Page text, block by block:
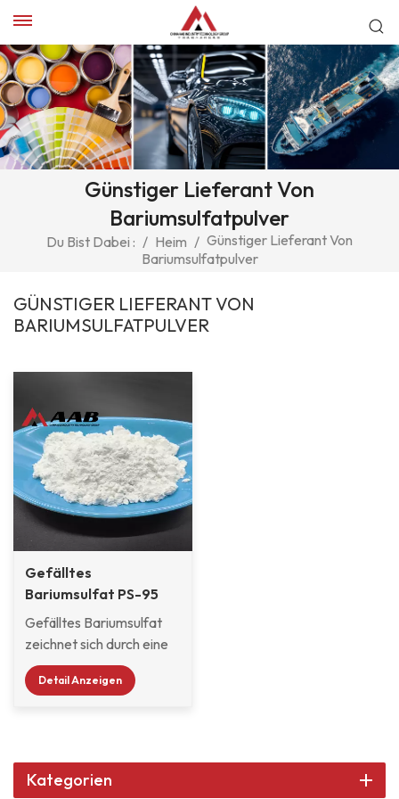
Günstiger Lieferant Von
Bariumsulfatpulver
Du Bist Dabei : / Heim / Günstiger Lieferant Von
Bariumsulfatpulver
GÜNSTIGER LIEFERANT VON
BARIUMSULFATPULVER
Gefälltes
Bariumsulfat PS-95
zur
Pulverbeschichtung
Gefälltes Bariumsulfat
zeichnet sich durch eine
hohe Beständigkeit
gegen Außeneinwirkung
enge
Partikelgrößenverteilung
Detail Anzeigen
Kategorien